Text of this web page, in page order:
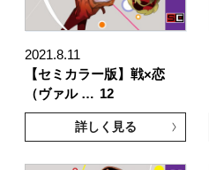
2021.8.11
【セミカラー版】戦×恋
（ヴァル … 12
詳しく見る